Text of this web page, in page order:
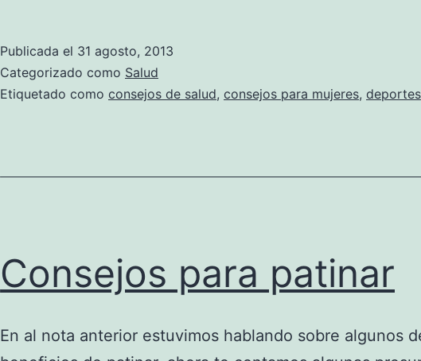
Publicada el 31 agosto, 2013
Categorizado como Salud
Etiquetado como consejos de salud, consejos para mujeres, deportes
Consejos para patinar
En al nota anterior estuvimos hablando sobre algunos